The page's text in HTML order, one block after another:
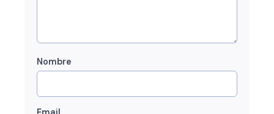
Nombre